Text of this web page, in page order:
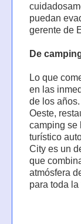
puedan
gerente de
De
Lo que
en las
de los
Oeste,
camping se
turístico
City es un
que
atmósfera
para toda la